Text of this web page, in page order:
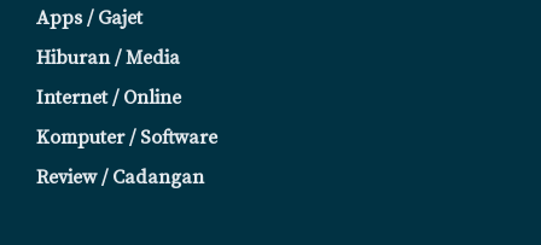
Apps / Gajet
Hiburan / Media
Internet / Online
Komputer / Software
Review / Cadangan